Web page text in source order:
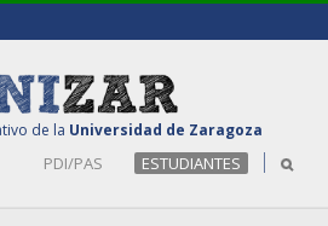
de la Universidad de Zaragoza
PDI/PAS ESTUDIANTES